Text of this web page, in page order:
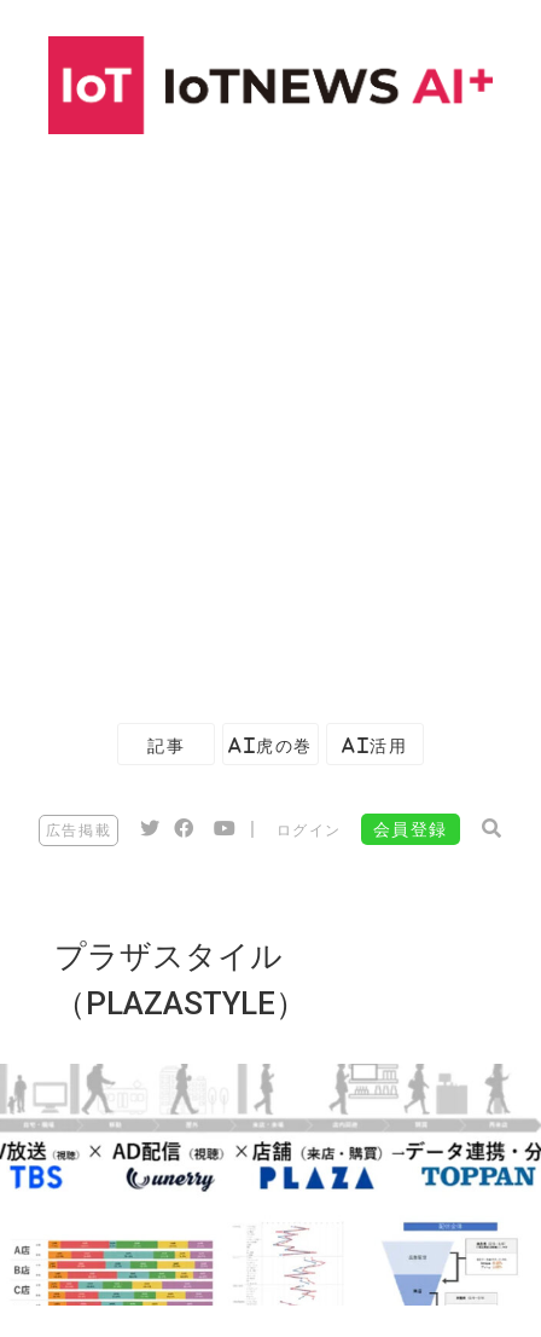
記事 AI虎の巻 AI活用
広告掲載 ログイン 会員登録
プラザスタイル
（PLAZASTYLE）